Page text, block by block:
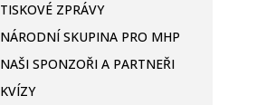
TISKOVÉ ZPRÁVY
NÁRODNÍ SKUPINA PRO MHP
NAŠI SPONZOŘI A PARTNEŘI
KVÍZY